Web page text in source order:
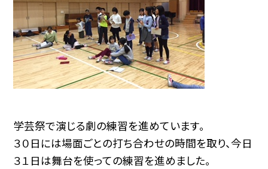
学芸祭で演じる劇の練習を進めています。
３０日には場面ごとの打ち合わせの時間を取り、今日
３１日は舞台を使っての練習を進めました。